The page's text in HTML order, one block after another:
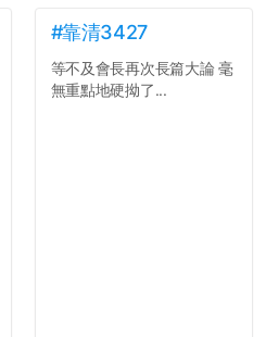
#靠清3427
等不及會長再次長篇大論 毫
無重點地硬拗了...